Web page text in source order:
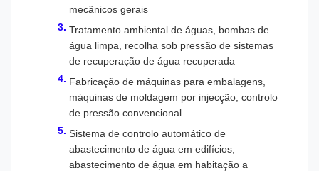
mecânicos gerais
Tratamento ambiental de águas, bombas de
água limpa, recolha sob pressão de sistemas
de recuperação de água recuperada
Fabricação de máquinas para embalagens,
máquinas de moldagem por injecção, controlo
de pressão convencional
Sistema de controlo automático de
abastecimento de água em edifícios,
abastecimento de água em habitação a